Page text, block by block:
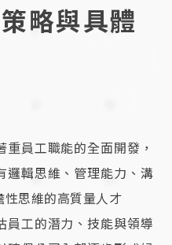
略與具體
員工職能的全面開發，
邏輯思維、管理能力、溝
思維的高質量人才
員工的潛力、技能與領導